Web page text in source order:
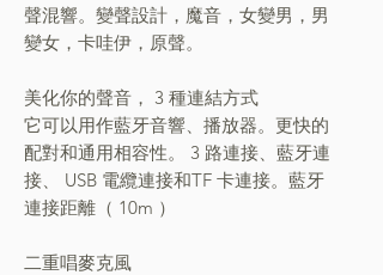
聲混響。變聲設計 ， 魔音 ， 女變男 ， 男
變女 ， 卡哇伊 ， 原聲。
美化你的聲音 ， 3 種連結方式
它可以用作藍牙音響
播放器。更快的
配對和通用相容性。 3 路連接
藍牙連
接
USB 電纜連接和TF 卡連接。藍牙
連接距離 （ 10m ）
二重唱麥克風